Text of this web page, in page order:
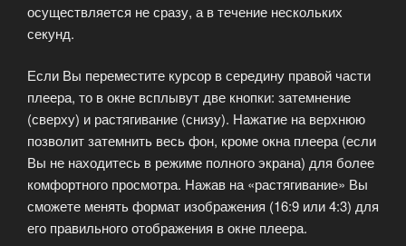
осуществляется не сразу, а в течение нескольких
секунд.
Если Вы переместите курсор в середину правой части
плеера, то в окне всплывут две кнопки: затемнение
(сверху) и растягивание (снизу). Нажатие на верхнюю
позволит затемнить весь фон, кроме окна плеера (если
Вы не находитесь в режиме полного экрана) для более
комфортного просмотра. Нажав на «растягивание» Вы
сможете менять формат изображения (16:9 или 4:3) для
его правильного отображения в окне плеера.